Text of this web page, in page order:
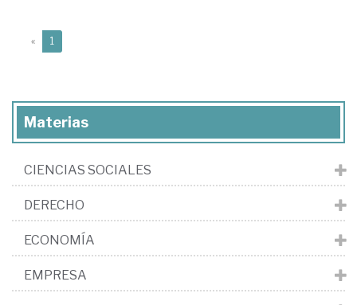
« 1
Materias
CIENCIAS SOCIALES
DERECHO
ECONOMÍA
EMPRESA